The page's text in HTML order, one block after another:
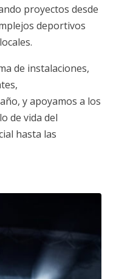
proyectos desde
deportivos
de instalaciones,
y apoyamos a los
de vida del
hasta las